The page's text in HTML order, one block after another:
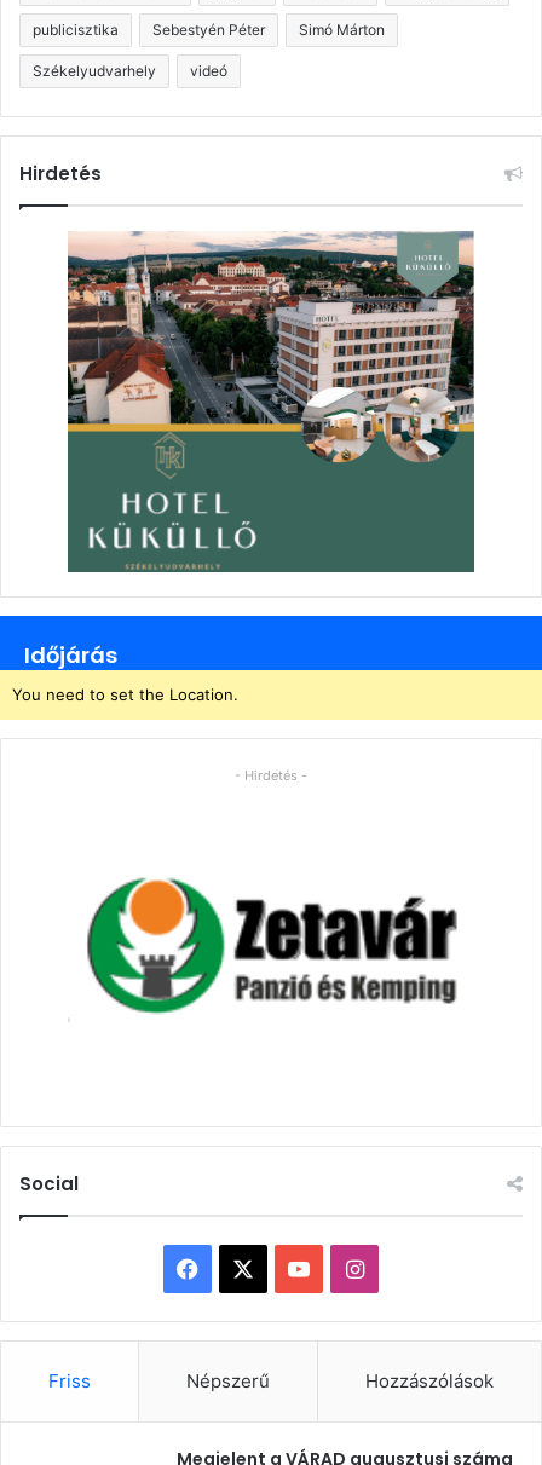
publicisztika Sebestyén Péter Simó Márton
Székelyudvarhely videó
Hirdetés
Időjárás
You need to set the Location.
- Hirdetés -
Social
Facebook YouTubeInstagram
Friss Népszerű Hozzászólások
Megjelent a VÁRAD augusztusi száma